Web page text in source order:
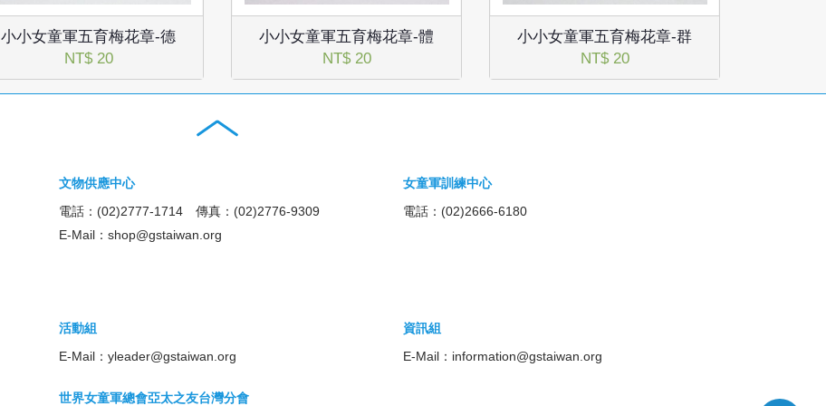
小小女童軍五育梅花章-德
NT$ 20
小小女童軍五育梅花章-體
NT$ 20
小小女童軍五育梅花章-群
NT$ 20
文物供應中心
電話：(02)2777-1714 傳真：(02)2776-9309
E-Mail： shop@gstaiwan.org
女童軍訓練中心
電話：(02)2666-6180
活動組
E-Mail： yleader@gstaiwan.org
資訊組
E-Mail： information@gstaiwan.org
世界女童軍總會亞太之友台灣分會